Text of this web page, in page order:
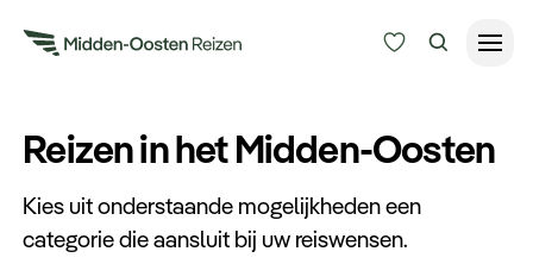
Type Reizen
Budget
Zoeken
Reizen in het Midden-Oosten
Kies uit onderstaande mogelijkheden een
categorie die aansluit bij uw reiswensen.